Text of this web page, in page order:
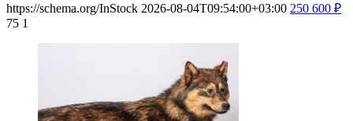
https://schema.org/InStock 2026-08-04T09:54:00+03:00 250 600 ₽
75 1